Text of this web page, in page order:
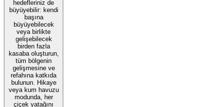
hedefleriniz de
büyüyebilir: kendi
başına
büyüyebilecek
veya birlikte
gelişebilecek
birden fazla
kasaba oluşturun,
tüm bölgenin
gelişmesine ve
refahına katkıda
bulunun. Hikaye
veya kum havuzu
modunda, her
çiçek yatağını